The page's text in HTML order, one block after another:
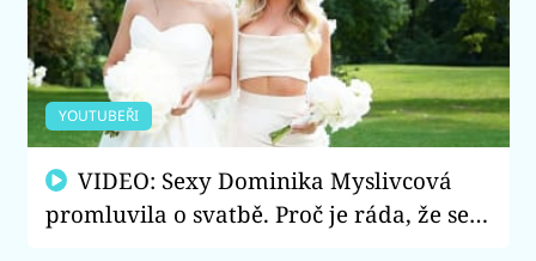
YOUTUBEŘI
promluvila o svatbě. Proč je ráda, že se